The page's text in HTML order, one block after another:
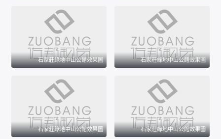
石家莊綠地中山公館效果圖 石家莊綠地中山公館效果圖